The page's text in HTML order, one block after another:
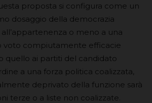
proposta si configura come un
dosaggio della democrazia
o meno a una
voto compiutamente efficacie
quello ai partiti del candidato
a una forza politica coalizzata,
deprivato della funzione sarà
terze o a liste non coalizzate.